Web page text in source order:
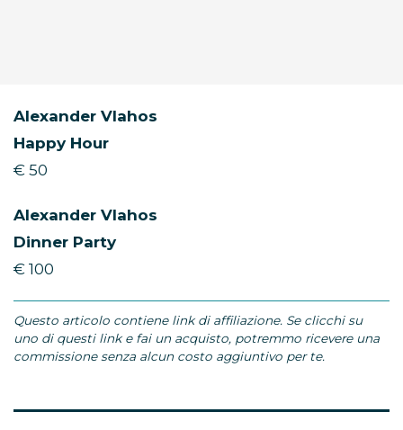
Alexander Vlahos
Happy Hour
€ 50
Alexander Vlahos
Dinner Party
€ 100
Questo articolo contiene link di affiliazione. Se clicchi su
uno di questi link e fai un acquisto, potremmo ricevere una
commissione senza alcun costo aggiuntivo per te.